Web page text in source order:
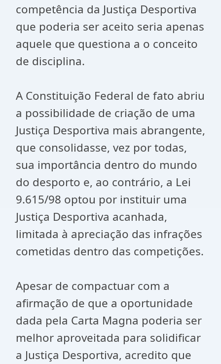
competência da Justiça Desportiva
que poderia ser aceito seria apenas
aquele que questiona a o conceito
de disciplina.
A Constituição Federal de fato abriu
a possibilidade de criação de uma
Justiça Desportiva mais abrangente,
que consolidasse, vez por todas,
sua importância dentro do mundo
do desporto e, ao contrário, a Lei
9.615/98 optou por instituir uma
Justiça Desportiva acanhada,
limitada à apreciação das infrações
cometidas dentro das competições.
Apesar de compactuar com a
afirmação de que a oportunidade
dada pela Carta Magna poderia ser
melhor aproveitada para solidificar
a Justiça Desportiva, acredito que